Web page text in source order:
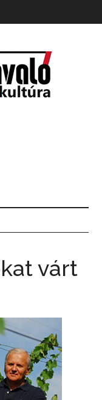
várt